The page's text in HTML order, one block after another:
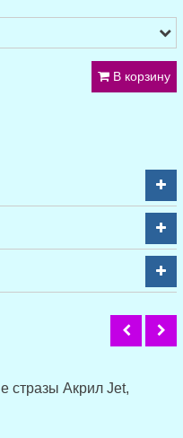
В корзину
стразы Акрил Jet,